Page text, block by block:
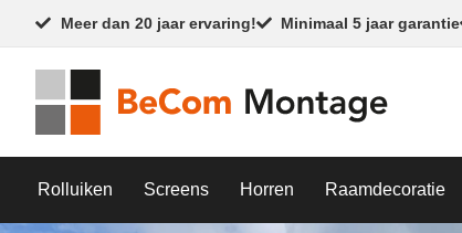
Meer dan 20 jaar ervaring! Minimaal 5 jaar garantie
Rolluiken Screens Horren Raamdecoratie